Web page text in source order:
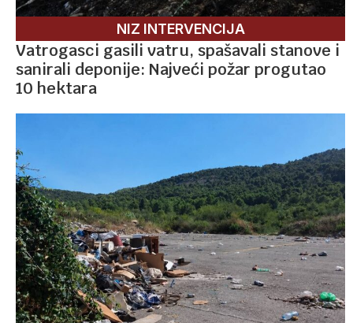
NIZ INTERVENCIJA
Vatrogasci gasili vatru, spašavali stanove i
sanirali deponije: Najveći požar progutao
10 hektara